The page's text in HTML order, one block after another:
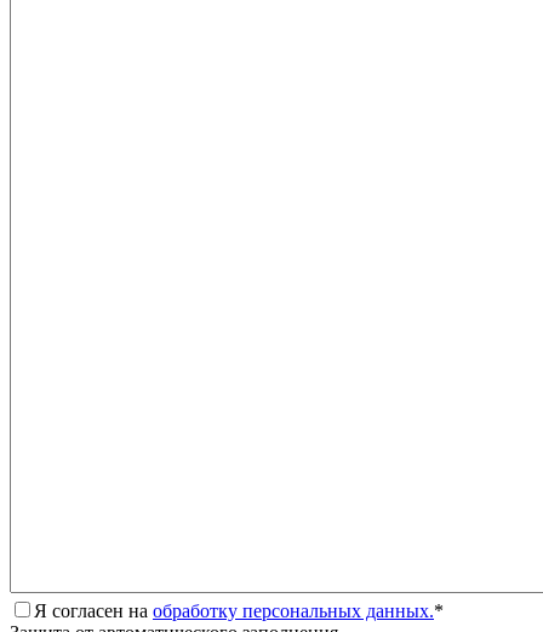
Я согласен на обработку персональных данных.*